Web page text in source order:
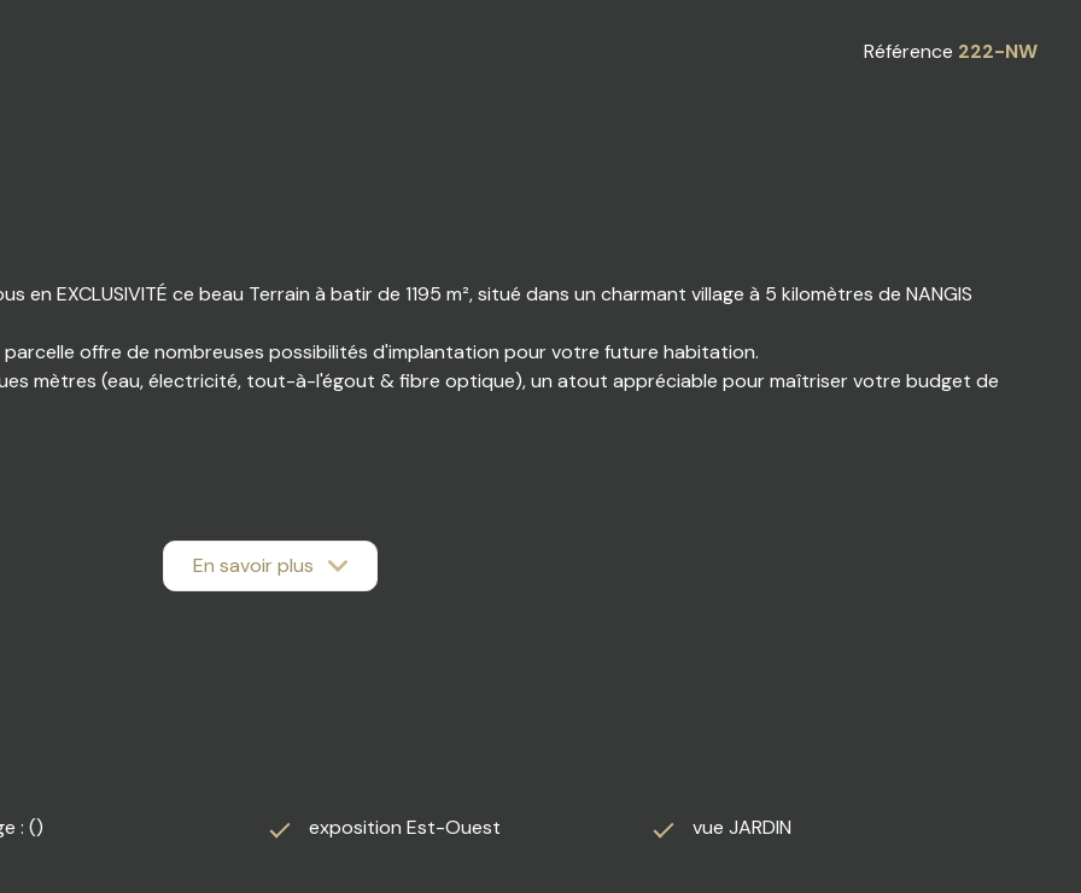
Référence 222-NW
en EXCLUSIVITÉ ce beau Terrain à batir de 1195 m², situé dans un charmant village à 5 kilomètres de NANGIS
offre de nombreuses possibilités d'implantation pour votre future habitation.
mètres (eau, électricité, tout-à-l'égout & fibre optique), un atout appréciable pour maîtriser votre budget de
proche de tous commerces et restaurants. Accès Gare pour PARIS-EST (45min) Autoroute A5 et N4 à moins
En savoir plus
: () exposition Est-Ouest vue JARDIN